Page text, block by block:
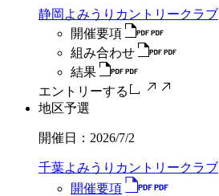
静岡よみうりカントリークラブ
開催要項
組み合わせ
結果
エントリーする
地区予選
開催日： 2026/7/2
千葉よみうりカントリークラブ
開催要項